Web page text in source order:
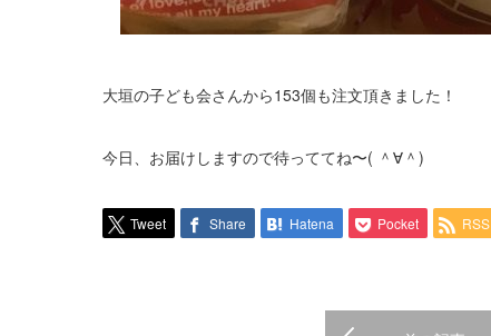
大垣の子ども会さんから153個も注文頂きました！
今日、お届けしますので待っててね〜( ＾∀＾)
Tweet Share Hatena Pocket RSS